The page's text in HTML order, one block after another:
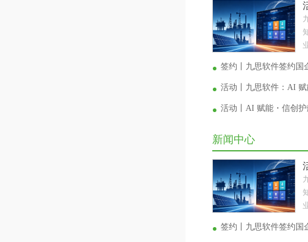
签约丨九思软件签约国
活动丨九思软件：AI
活动丨AI 赋能・信创
新闻中心
签约丨九思软件签约国